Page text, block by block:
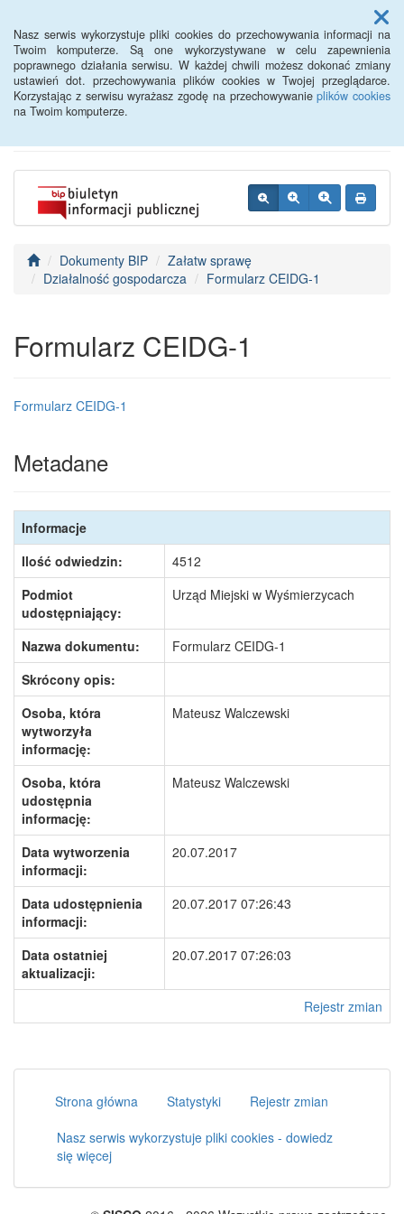
Nasz serwis wykorzystuje pliki cookies do przechowywania informacji na
Twoim komputerze. Są one wykorzystywane w celu zapewnienia
poprawnego działania serwisu. W każdej chwili możesz dokonać zmiany
ustawień dot. przechowywania plików cookies w Twojej przeglądarce.
Korzystając z serwisu wyrażasz zgodę na przechowywanieplików cookies
na Twoim komputerze.
Menu
BIP - Urząd Miejski
Wyśmierzyce
Dokumenty BIP
Załatw sprawę
Działalność gospodarcza
Formularz CEIDG-1
Formularz CEIDG-1
Formularz CEIDG-1
Metadane
Informacje
Ilość odwiedzin:
4512
Podmiot
udostępniający:
Urząd Miejski w Wyśmierzycach
Nazwa dokumentu:
Formularz CEIDG-1
Skrócony opis:
Osoba, która
wytworzyła
informację:
Mateusz Walczewski
Osoba, która
udostępnia
informację:
Mateusz Walczewski
Data wytworzenia
informacji:
20.07.2017
Data udostępnienia
informacji:
20.07.2017 07:26:43
Data ostatniej
aktualizacji:
20.07.2017 07:26:03
Rejestr zmian
Strona główna Statystyki
Rejestr zmian
Nasz serwis wykorzystuje pliki cookies - dowiedz
się więcej